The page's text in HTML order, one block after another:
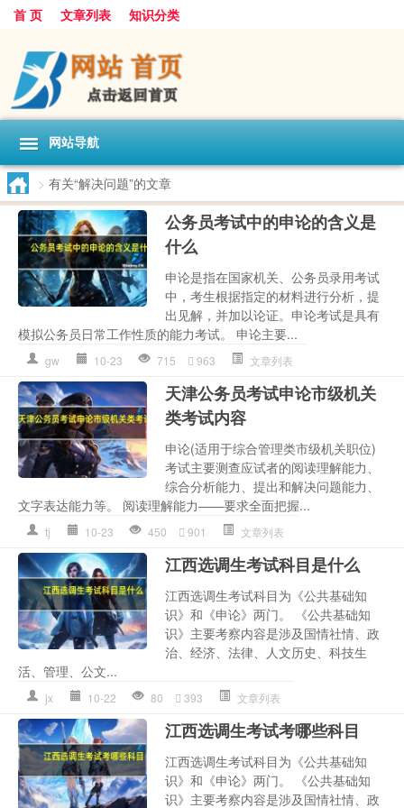
首 页 文章列表 知识分类
网站导航
> 有关“解决问题”的文章
公务员考试中的申论的含义是
什么
申论是指在国家机关、公务员录用考试
中，考生根据指定的材料进行分析，提
出见解，并加以论证。申论考试是具有
模拟公务员日常工作性质的能力考试。 申论主要...
gw 10-23 715 963 文章列表
天津公务员考试申论市级机关
类考试内容
申论(适用于综合管理类市级机关职位)
考试主要测查应试者的阅读理解能力、
综合分析能力、提出和解决问题能力、
文字表达能力等。 阅读理解能力——要求全面把握...
tj 10-23 450 901 文章列表
江西选调生考试科目是什么
江西选调生考试科目为《公共基础知
识》和《申论》两门。 《公共基础知
识》主要考察内容是涉及国情社情、政
治、经济、法律、人文历史、科技生
活、管理、公文...
jx 10-22 80 393 文章列表
江西选调生考试考哪些科目
江西选调生考试科目为《公共基础知
识》和《申论》两门。 《公共基础知
识》主要考察内容是涉及国情社情、政